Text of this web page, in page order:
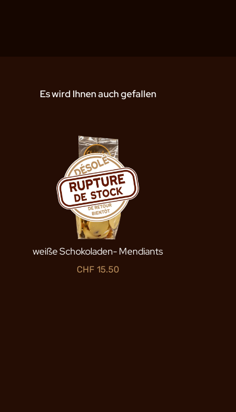
Es wird Ihnen auch gefallen
weiße Schokoladen- Mendiants
CHF 15.50